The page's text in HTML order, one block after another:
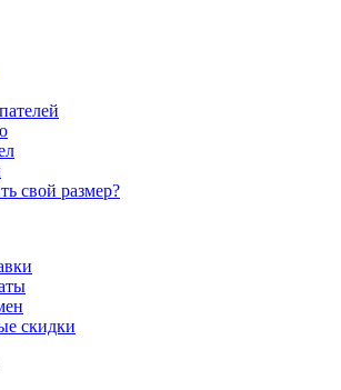
свой размер?
скидки